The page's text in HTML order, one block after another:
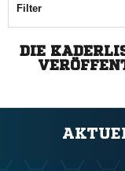
Filter
DIE